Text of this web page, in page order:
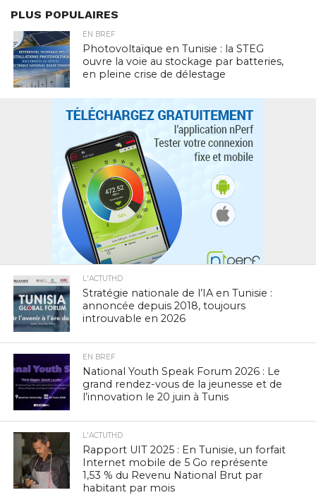
PLUS POPULAIRES
EN BREF
Photovoltaïque en Tunisie : la STEG
ouvre la voie au stockage par batteries,
en pleine crise de délestage
L'ACTUTHD
Stratégie nationale de l’IA en Tunisie :
annoncée depuis 2018, toujours
introuvable en 2026
EN BREF
National Youth Speak Forum 2026 : Le
grand rendez-vous de la jeunesse et de
l’innovation le 20 juin à Tunis
L'ACTUTHD
Rapport UIT 2025 : En Tunisie, un forfait
Internet mobile de 5 Go représente
1,53 % du Revenu National Brut par
habitant par mois